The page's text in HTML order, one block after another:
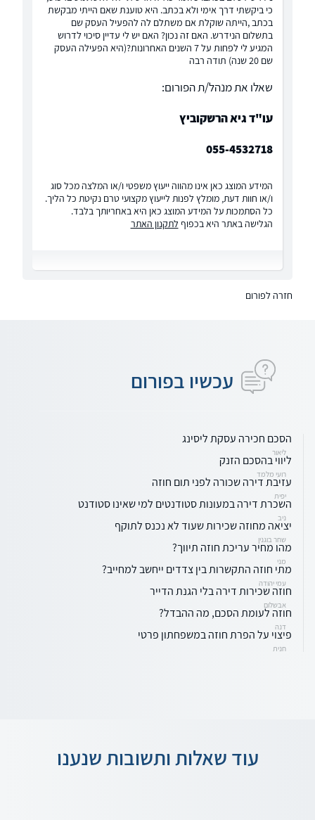
כי ביקשתי דרך אימי ולא בכתב. היא טוענת שאם הייתי מבקשת
בכתב ,הייתה שוקלת אם משתלם לה להפעיל העסק שם
בתשלום הנידרש. האם זה נכון? האם יש לי עדיין סיכוי לדרוש
המגיע לי לפחות על 7 השנים האחרונות?(היא הפעילה העסק
שם 20 שנה) תודה רבה
שאלו את מנהל/ת הפורום:
עו"ד גיא הרשקוביץ
055-4532718
המידע המוצג כאן אינו מהווה ייעוץ משפטי ו/או המלצה מכל סוג
ו/או חוות דעת, מומלץ לפנות לייעוץ מקצועי טרם נקיטת כל הליך.
כל הסתמכות על המידע המוצג כאן היא באחריותך בלבד.
הגלישה באתר היא בכפוף לתקנון האתר
חזרה לפורום
עכשיו בפורום
הסכם חכירה עסקת ליסינג
ליאור
ליווי בהסכם הזנק
רועי מלמד
עזיבת דירה שכורה לפני תום חוזה
יפית
השכרת דירה במעונות סטודנטים למי שאינו סטודנט
ניב
יציאה מחוזה שכירות שעוד לא נכנס לתוקף
שחר בוגנין
מהו מחיר עריכת חוזה תיווך?
מני
מתי חוזה התקשרות בין צדדים ייחשב למחייב?
עמי יהודה
חוזה שכירות דירה בלי הגנת הדייר
אבשלום
חוזה לעומת הסכם, מה ההבדל?
דנה
פיצוי על הפרת חוזה במשפחתון פרטי
חנית
עוד שאלות ותשובות שנענו